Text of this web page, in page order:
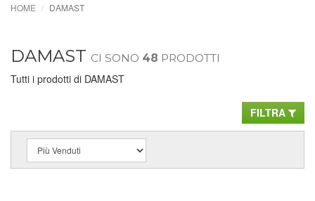
HOME DAMAST
DAMAST CI SONO 48 PRODOTTI
Tutti i prodotti di DAMAST
FILTRA